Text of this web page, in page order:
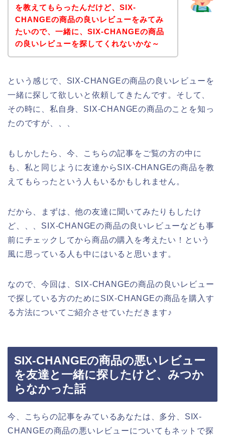
を教えてもらったんだけど、SIX-
CHANGEの商品の良いレビューをみてみ
たいので、一緒に、SIX-CHANGEの商品
の良いレビューを探してくれないかな～
という感じで、SIX-CHANGEの商品の良いレビューを
一緒に探して欲しいと依頼してきたんです。そして、
その時に、私自身、SIX-CHANGEの商品のことを知っ
たのですが、、、
もしかしたら、今、こちらの記事をご覧の方の中に
も、私と同じように友達からSIX-CHANGEの商品を教
えてもらったという人もいるかもしれません。
だから、まずは、他の友達に聞いてみたりもしたけ
ど、、、SIX-CHANGEの商品の良いレビューなども事
前にチェックしてから商品の購入を考えたい！という
風に思っている人も中にはいると思います。
なので、今回は、SIX-CHANGEの商品の良いレビュー
で探している方のためにSIX-CHANGEの商品を購入す
る方法についてご紹介させていただきます♪
SIX-CHANGEの商品の悪いレビュー
を友達と一緒に探したけど、みつか
らなかった話
今、こちらの記事をみているあなたは、多分、SIX-
CHANGEの商品の悪いレビューについてもネットで探